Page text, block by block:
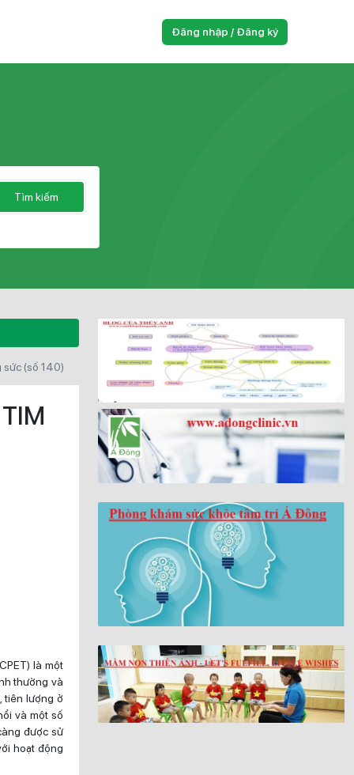
Đăng nhập / Đăng ký
Tìm kiếm
sức (số 140)
là một
thường và
tiên lượng ở
và một số
được sử
hoạt động